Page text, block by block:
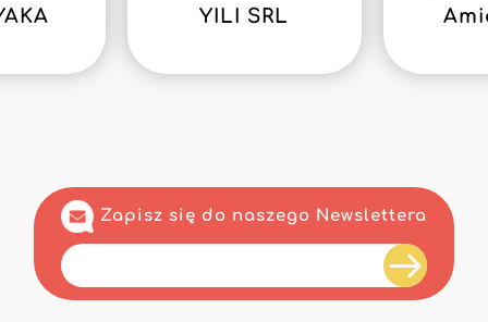
YILI SRL
Zapisz się do naszego Newslettera